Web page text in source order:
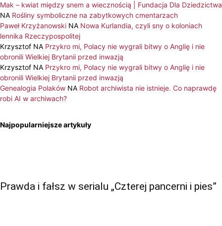
Mak – kwiat między snem a wiecznością | Fundacja Dla Dziedzictwa
NA Rośliny symboliczne na zabytkowych cmentarzach
Paweł Krzyżanowski NA Nowa Kurlandia, czyli sny o koloniach
lennika Rzeczypospolitej
Krzysztof NA Przykro mi, Polacy nie wygrali bitwy o Anglię i nie
obronili Wielkiej Brytanii przed inwazją
Krzysztof NA Przykro mi, Polacy nie wygrali bitwy o Anglię i nie
obronili Wielkiej Brytanii przed inwazją
Genealogia Polaków NA Robot archiwista nie istnieje. Co naprawdę
robi AI w archiwach?
Najpopularniejsze artykuły
Prawda i fałsz w serialu „Czterej pancerni i pies”